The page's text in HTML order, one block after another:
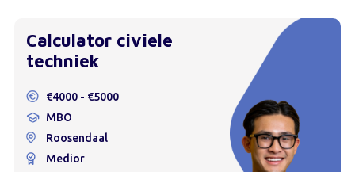
Calculator civiele
techniek
€4000 - €5000
MBO
Roosendaal
Medior